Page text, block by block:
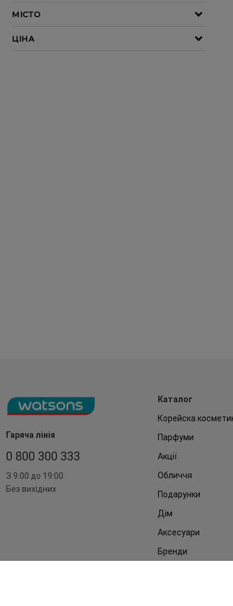
Гаряча лінія
0 800 300 333
З 9:00 до 19:00
Без вихідних
Каталог
Корейска
Парфуми
Акції
Обличчя
Подарунки
Дім
Аксесуари
Бренди